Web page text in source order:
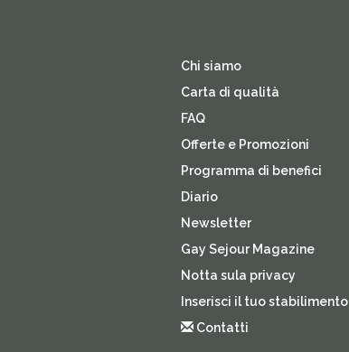
Chi siamo
Carta di qualità
FAQ
Offerte e Promozioni
Programma di benefici
Diario
Newsletter
Gay Sejour Magazine
Notta sula privacy
Inserisci il tuo stabilimento
Contatti